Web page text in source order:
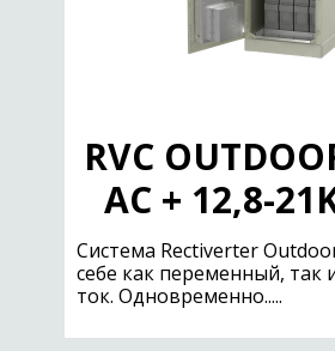
RVC
AC + 12,8-
Cистема Rectiverter
себе как переменный, так
ток. Одновременно.....